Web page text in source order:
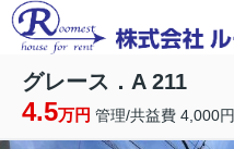
グレース．A 211
4.5万円 管理/共益費 4,000円